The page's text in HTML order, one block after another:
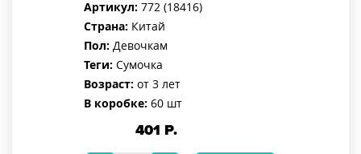
Артикул: 772 (18416)
Страна: Китай
Пол: Девочкам
Теги: Сумочка
Возраст: от 3 лет
В коробке: 60 шт
401 Р.